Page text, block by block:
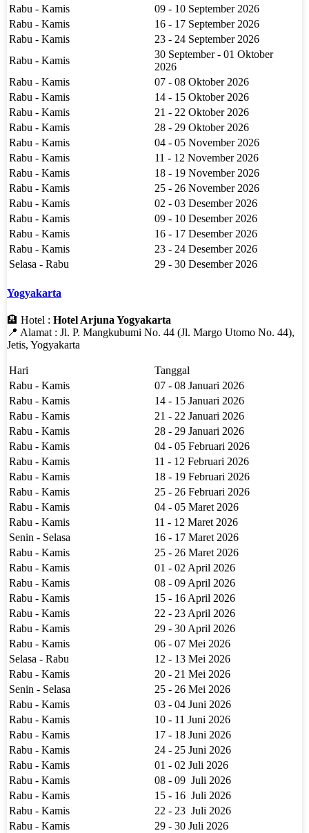
Rabu - Kamis
09 - 10 September 2026
Rabu - Kamis
16 - 17 September 2026
Rabu - Kamis
23 - 24 September 2026
Rabu - Kamis
30 September - 01 Oktober
2026
Rabu - Kamis
07 - 08 Oktober 2026
Rabu - Kamis
14 - 15 Oktober 2026
Rabu - Kamis
21 - 22 Oktober 2026
Rabu - Kamis
28 - 29 Oktober 2026
Rabu - Kamis
04 - 05 November 2026
Rabu - Kamis
11 - 12 November 2026
Rabu - Kamis
18 - 19 November 2026
Rabu - Kamis
25 - 26 November 2026
Rabu - Kamis
02 - 03 Desember 2026
Rabu - Kamis
09 - 10 Desember 2026
Rabu - Kamis
16 - 17 Desember 2026
Rabu - Kamis
23 - 24 Desember 2026
Selasa - Rabu
29 - 30 Desember 2026
Yogyakarta
🏨 Hotel : Hotel Arjuna Yogyakarta
📍 Alamat : Jl. P. Mangkubumi No. 44 (Jl. Margo Utomo No. 44),
Jetis, Yogyakarta
Hari
Tanggal
Rabu - Kamis
07 - 08 Januari 2026
Rabu - Kamis
14 - 15 Januari 2026
Rabu - Kamis
21 - 22 Januari 2026
Rabu - Kamis
28 - 29 Januari 2026
Rabu - Kamis
04 - 05 Februari 2026
Rabu - Kamis
11 - 12 Februari 2026
Rabu - Kamis
18 - 19 Februari 2026
Rabu - Kamis
25 - 26 Februari 2026
Rabu - Kamis
04 - 05 Maret 2026
Rabu - Kamis
11 - 12 Maret 2026
Senin - Selasa
16 - 17 Maret 2026
Rabu - Kamis
25 - 26 Maret 2026
Rabu - Kamis
01 - 02 April 2026
Rabu - Kamis
08 - 09 April 2026
Rabu - Kamis
15 - 16 April 2026
Rabu - Kamis
22 - 23 April 2026
Rabu - Kamis
29 - 30 April 2026
Rabu - Kamis
06 - 07 Mei 2026
Selasa - Rabu
12 - 13 Mei 2026
Rabu - Kamis
20 - 21 Mei 2026
Senin - Selasa
25 - 26 Mei 2026
Rabu - Kamis
03 - 04 Juni 2026
Rabu - Kamis
10 - 11 Juni 2026
Rabu - Kamis
17 - 18 Juni 2026
Rabu - Kamis
24 - 25 Juni 2026
Rabu - Kamis
01 - 02 Juli 2026
Rabu - Kamis
08 - 09 Juli 2026
Rabu - Kamis
15 - 16 Juli 2026
Rabu - Kamis
22 - 23 Juli 2026
Rabu - Kamis
29 - 30 Juli 2026